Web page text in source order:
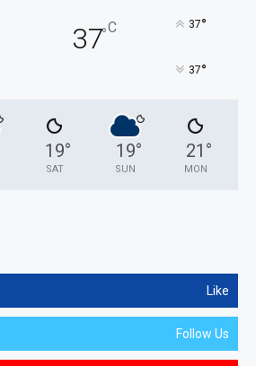
37°C 37°
37°
19°
SAT
19°
SUN
21 °
MON
Like
Follow Us